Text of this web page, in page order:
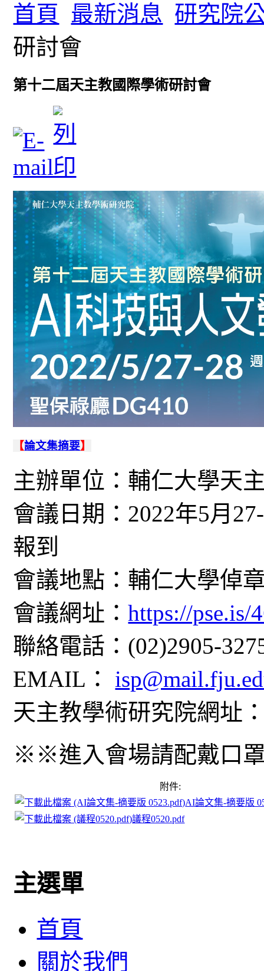
首頁 最新消息 研究院
研討會
第十二屆天主教國際學術研討會
【論文集摘要】
主辦單位：輔仁大學天
會議日期： 2022年5月
報到
會議地點：輔仁大學倬
會議網址：https://pse.is/
聯絡電話： (02)2905-
EMAIL ：
天主教學術研究院網址
※※進入會場請配戴口
附件:
AI論文集-摘要版
議程0520.pdf
主選單
首頁
關於我們